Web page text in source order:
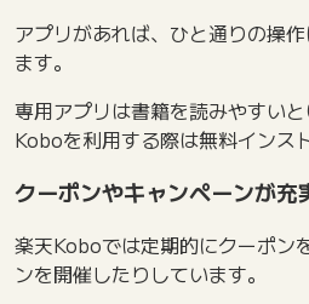
アプリがあれば、ひと通りの操
ます。
専用アプリは書籍を読みやすい
Koboを利用する際は無料インス
クーポンやキャンペーンが充
楽天Koboでは定期的にクーポン
ンを開催したりしています。